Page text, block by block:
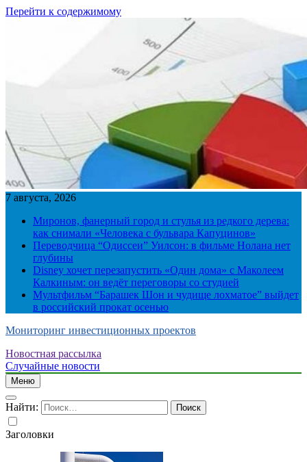
Перейти к содержимому
7 августа, 2026
Миронов, фанерный город и стулья из редкого дерева:
как снимали «Человека с бульвара Капуцинов»
Переводчица “Одиссеи” Уилсон: в фильме Нолана нет
глубины
Disney хочет перезапустить «Один дома» с Маколеем
Калкиным: он ведёт переговоры со студией
Мультфильм “Барашек Шон и чудище лохматое” выйдет
в российский прокат осенью
Мониторинг инвестиционных проектов
Новостная рассылка
Случайные новости
Меню
Найти:
Заголовки